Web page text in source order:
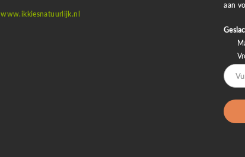
www.ikkiesnatuurlijk.nl
aan